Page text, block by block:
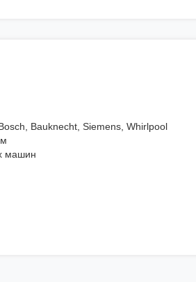
Bauknecht, Siemens, Whirlpool
машин